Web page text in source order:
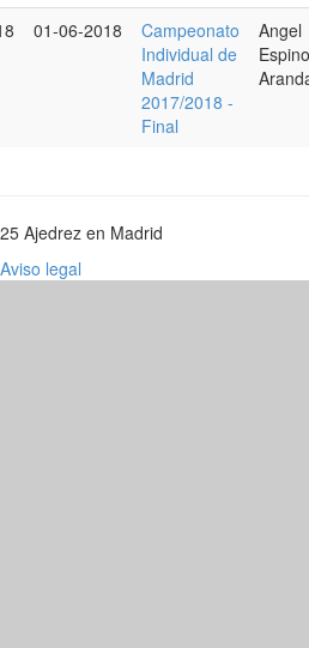
01-06-2018
Campeonato
Individual de
Madrid
2017/2018 -
Final
Angel
Ajedrez en Madrid
Aviso legal